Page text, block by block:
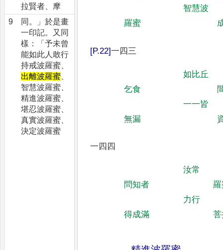
拉賢者、摩
9
同。」於是畫
一印記。又同
樣：「予未曾
能如此人敢行
持戒波羅蜜、
出離波羅蜜
智慧波羅蜜、
精進波羅蜜、
堪忍波羅蜜、
真實波羅蜜、
決定波羅蜜
智慧波
羅蜜
一四三
如比丘
乞食
一一皆
無漏
一四四
汝常
問知者
力行
得成滿